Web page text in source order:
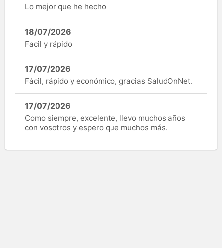
Lo mejor que he hecho
18/07/2026
Facil y rápido
17/07/2026
Fácil, rápido y económico, gracias SaludOnNet.
17/07/2026
Como siempre, excelente, llevo muchos años
con vosotros y espero que muchos más.